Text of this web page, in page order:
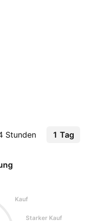
Stunden 1 Tag
Kauf
Starker Kauf